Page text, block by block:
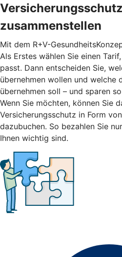
zusammenstellen
Mit dem R+V-
Als Erstes wählen Sie einen
passt. Dann entscheiden Sie,
übernehmen wollen und welche
übernehmen soll – und sparen
Wenn Sie möchten, können Sie
Versicherungsschutz in Form
dazubuchen. So bezahlen Sie
Ihnen wichtig sind.